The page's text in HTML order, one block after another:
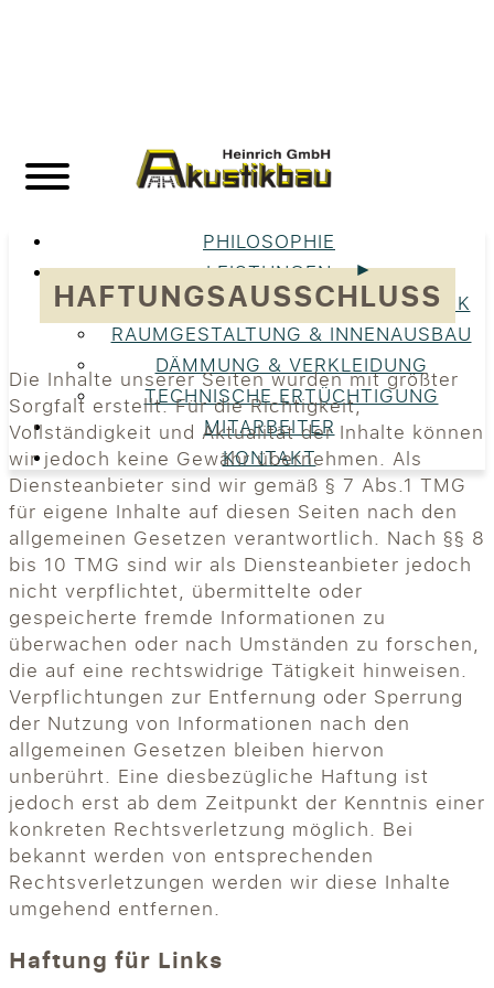
PHILOSOPHIE
LEISTUNGEN
UNSERE LEISTUNGEN IM ÜBERBLICK
RAUMGESTALTUNG & INNENAUSBAU
DÄMMUNG & VERKLEIDUNG
TECHNISCHE ERTÜCHTIGUNG
MITARBEITER
KONTAKT
HAFTUNGSAUSSCHLUSS
Die Inhalte unserer Seiten wurden mit größter
Sorgfalt erstellt. Für die Richtigkeit,
Vollständigkeit und Aktualität der Inhalte können
wir jedoch keine Gewähr übernehmen. Als
Diensteanbieter sind wir gemäß § 7 Abs.1 TMG
für eigene Inhalte auf diesen Seiten nach den
allgemeinen Gesetzen verantwortlich. Nach §§ 8
bis 10 TMG sind wir als Diensteanbieter jedoch
nicht verpflichtet, übermittelte oder
gespeicherte fremde Informationen zu
überwachen oder nach Umständen zu forschen,
die auf eine rechtswidrige Tätigkeit hinweisen.
Verpflichtungen zur Entfernung oder Sperrung
der Nutzung von Informationen nach den
allgemeinen Gesetzen bleiben hiervon
unberührt. Eine diesbezügliche Haftung ist
jedoch erst ab dem Zeitpunkt der Kenntnis einer
konkreten Rechtsverletzung möglich. Bei
bekannt werden von entsprechenden
Rechtsverletzungen werden wir diese Inhalte
umgehend entfernen.
Haftung für Links